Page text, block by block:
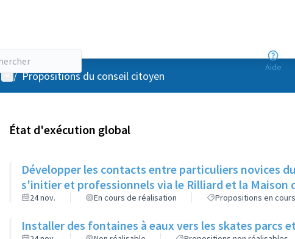
Aide
Menu utilisateur
/ Propositions du conseil citoyen
État d'exécution global
Développer les contacts entre particuliers novices
s'initier et professionnels via le Rilliard et la Maison
24 nov. En cours de réalisation Propositions en
Installer des fontaines à eaux vers les skates parcs